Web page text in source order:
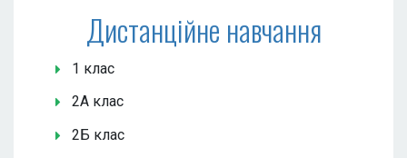
Дистанційне навчання
1 клас
2А клас
2Б клас